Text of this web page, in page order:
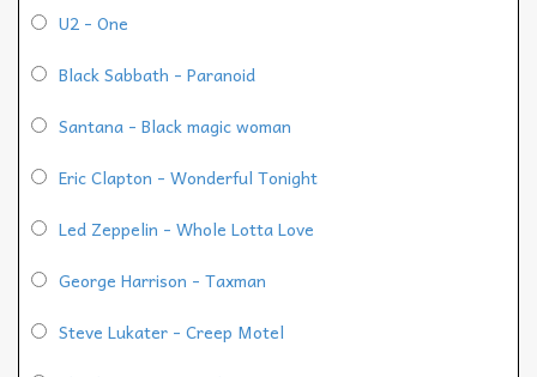
U2 - One
Black Sabbath - Paranoid
Santana - Black magic woman
Eric Clapton - Wonderful Tonight
Led Zeppelin - Whole Lotta Love
George Harrison - Taxman
Steve Lukater - Creep Motel